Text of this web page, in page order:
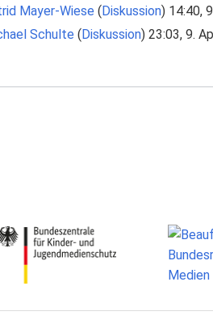
Mayer-Wiese (Diskussion) 14:40,
Schulte (Diskussion) 23:03, 9.